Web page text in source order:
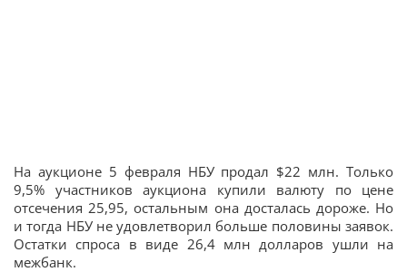
На аукционе 5 февраля НБУ продал $22 млн. Только
9,5% участников аукциона купили валюту по цене
отсечения 25,95, остальным она досталась дороже. Но
и тогда НБУ не удовлетворил больше половины заявок.
Остатки спроса в виде 26,4 млн долларов ушли на
межбанк.